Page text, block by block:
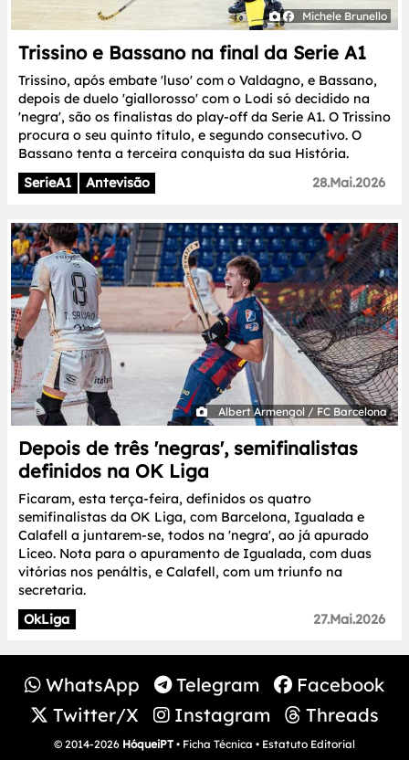
Michele Brunello
Trissino e Bassano na final da Serie A1
Trissino, após embate 'luso' com o Valdagno, e Bassano,
depois de duelo 'giallorosso' com o Lodi só decidido na
'negra', são os finalistas do play-off da Serie A1. O Trissino
procura o seu quinto título, e segundo consecutivo. O
Bassano tenta a terceira conquista da sua História.
SerieA1
Antevisão 28.Mai.2026
Albert Armengol / FC Barcelona
Depois de três 'negras', semifinalistas
definidos na OK Liga
Ficaram, esta terça-feira, definidos os quatro
semifinalistas da OK Liga, com Barcelona, Igualada e
Calafell a juntarem-se, todos na 'negra', ao já apurado
Liceo. Nota para o apuramento de Igualada, com duas
vitórias nos penáltis, e Calafell, com um triunfo na
secretaria.
OkLiga
27.Mai.2026
WhatsApp Telegram
Facebook
Twitter/X
Instagram Threads
© 2014-2026 HóqueiPT • Ficha Técnica • Estatuto Editorial